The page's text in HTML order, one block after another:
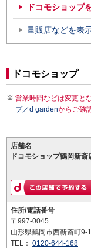
ドコモショップ
量販店などを表
ドコモショップ
営業時間などは変更と
プ／d gardenからご確
店舗名
ドコモショップ鶴岡新斎
住所/電話番号
〒997-0045
山形県鶴岡市西新斎町9-
TEL： 0120-644-168